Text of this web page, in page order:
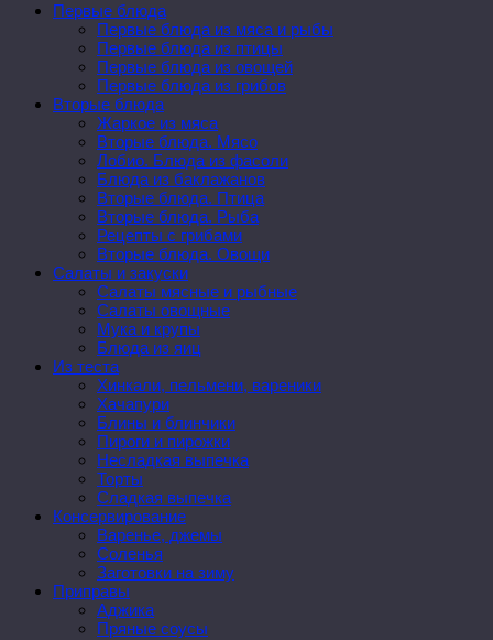
Первые блюда
Первые блюда из мяса и рыбы
Первые блюда из птицы
Первые блюда из овощей
Первые блюда из грибов
Вторые блюда
Жаркое из мяса
Вторые блюда. Мясо
Лобио. Блюда из фасоли
Блюда из баклажанов
Вторые блюда. Птица
Вторые блюда. Рыба
Рецепты с грибами
Вторые блюда. Овощи
Салаты и закуски
Салаты мясные и рыбные
Салаты овощные
Мука и крупы
Блюда из яиц
Из теста
Хинкали, пельмени, вареники
Хачапури
Блины и блинчики
Пироги и пирожки
Несладкая выпечка
Торты
Сладкая выпечка
Консервирование
Варенье, джемы
Соленья
Заготовки на зиму
Приправы
Аджика
Пряные соусы